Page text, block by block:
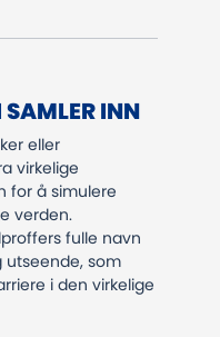
INN
eller
virkelige
for å simulere
verden.
fulle navn
utseende, som
i den virkelige